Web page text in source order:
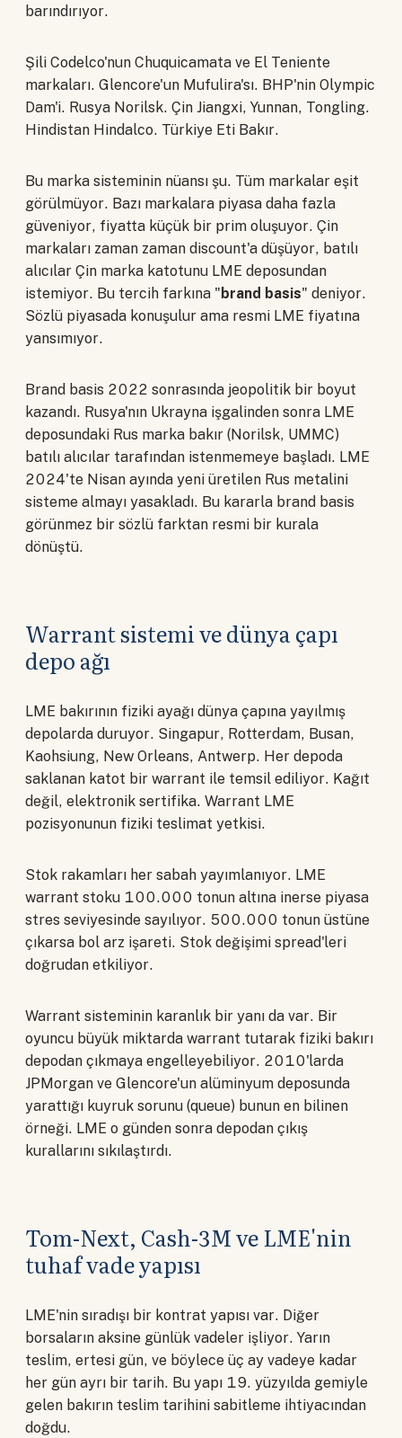
barındırıyor.
Şili Codelco'nun Chuquicamata ve El Teniente
markaları. Glencore'un Mufulira'sı. BHP'nin Olympic
Dam'i. Rusya Norilsk. Çin Jiangxi, Yunnan, Tongling.
Hindistan Hindalco. Türkiye Eti Bakır.
Bu marka sisteminin nüansı şu. Tüm markalar eşit
görülmüyor. Bazı markalara piyasa daha fazla
güveniyor, fiyatta küçük bir prim oluşuyor. Çin
markaları zaman zaman discount'a düşüyor, batılı
alıcılar Çin marka katotunu LME deposundan
istemiyor. Bu tercih farkına "brand basis" deniyor.
Sözlü piyasada konuşulur ama resmi LME fiyatına
yansımıyor.
Brand basis 2022 sonrasında jeopolitik bir boyut
kazandı. Rusya'nın Ukrayna işgalinden sonra LME
deposundaki Rus marka bakır (Norilsk, UMMC)
batılı alıcılar tarafından istenmemeye başladı. LME
2024'te Nisan ayında yeni üretilen Rus metalini
sisteme almayı yasakladı. Bu kararla brand basis
görünmez bir sözlü farktan resmi bir kurala
dönüştü.
Warrant sistemi ve dünya çapı
depo ağı
LME bakırının fiziki ayağı dünya çapına yayılmış
depolarda duruyor. Singapur, Rotterdam, Busan,
Kaohsiung, New Orleans, Antwerp. Her depoda
saklanan katot bir warrant ile temsil ediliyor. Kağıt
değil, elektronik sertifika. Warrant LME
pozisyonunun fiziki teslimat yetkisi.
Stok rakamları her sabah yayımlanıyor. LME
warrant stoku 100.000 tonun altına inerse piyasa
stres seviyesinde sayılıyor. 500.000 tonun üstüne
çıkarsa bol arz işareti. Stok değişimi spread'leri
doğrudan etkiliyor.
Warrant sisteminin karanlık bir yanı da var. Bir
oyuncu büyük miktarda warrant tutarak fiziki bakırı
depodan çıkmaya engelleyebiliyor. 2010'larda
JPMorgan ve Glencore'un alüminyum deposunda
yarattığı kuyruk sorunu (queue) bunun en bilinen
örneği. LME o günden sonra depodan çıkış
kurallarını sıkılaştırdı.
Tom-Next, Cash-3M ve LME'nin
tuhaf vade yapısı
LME'nin sıradışı bir kontrat yapısı var. Diğer
borsaların aksine günlük vadeler işliyor. Yarın
teslim, ertesi gün, ve böylece üç ay vadeye kadar
her gün ayrı bir tarih. Bu yapı 19. yüzyılda gemiyle
gelen bakırın teslim tarihini sabitleme ihtiyacından
doğdu.